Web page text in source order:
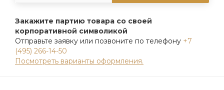
Закажите партию товара со своей
корпоративной символикой
Отправьте заявку или позвоните по телефону +7
(495) 266-14-50
Посмотреть варианты оформления.